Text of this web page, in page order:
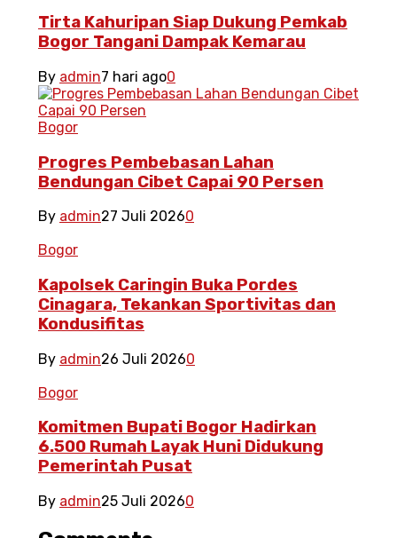
Tirta Kahuripan Siap Dukung Pemkab
Bogor Tangani Dampak Kemarau
By admin7 hari ago0
Bogor
Progres Pembebasan Lahan
Bendungan Cibet Capai 90 Persen
By admin27 Juli 20260
Bogor
Kapolsek Caringin Buka Pordes
Cinagara, Tekankan Sportivitas dan
Kondusifitas
By admin26 Juli 20260
Bogor
Komitmen Bupati Bogor Hadirkan
6.500 Rumah Layak Huni Didukung
Pemerintah Pusat
By admin25 Juli 20260